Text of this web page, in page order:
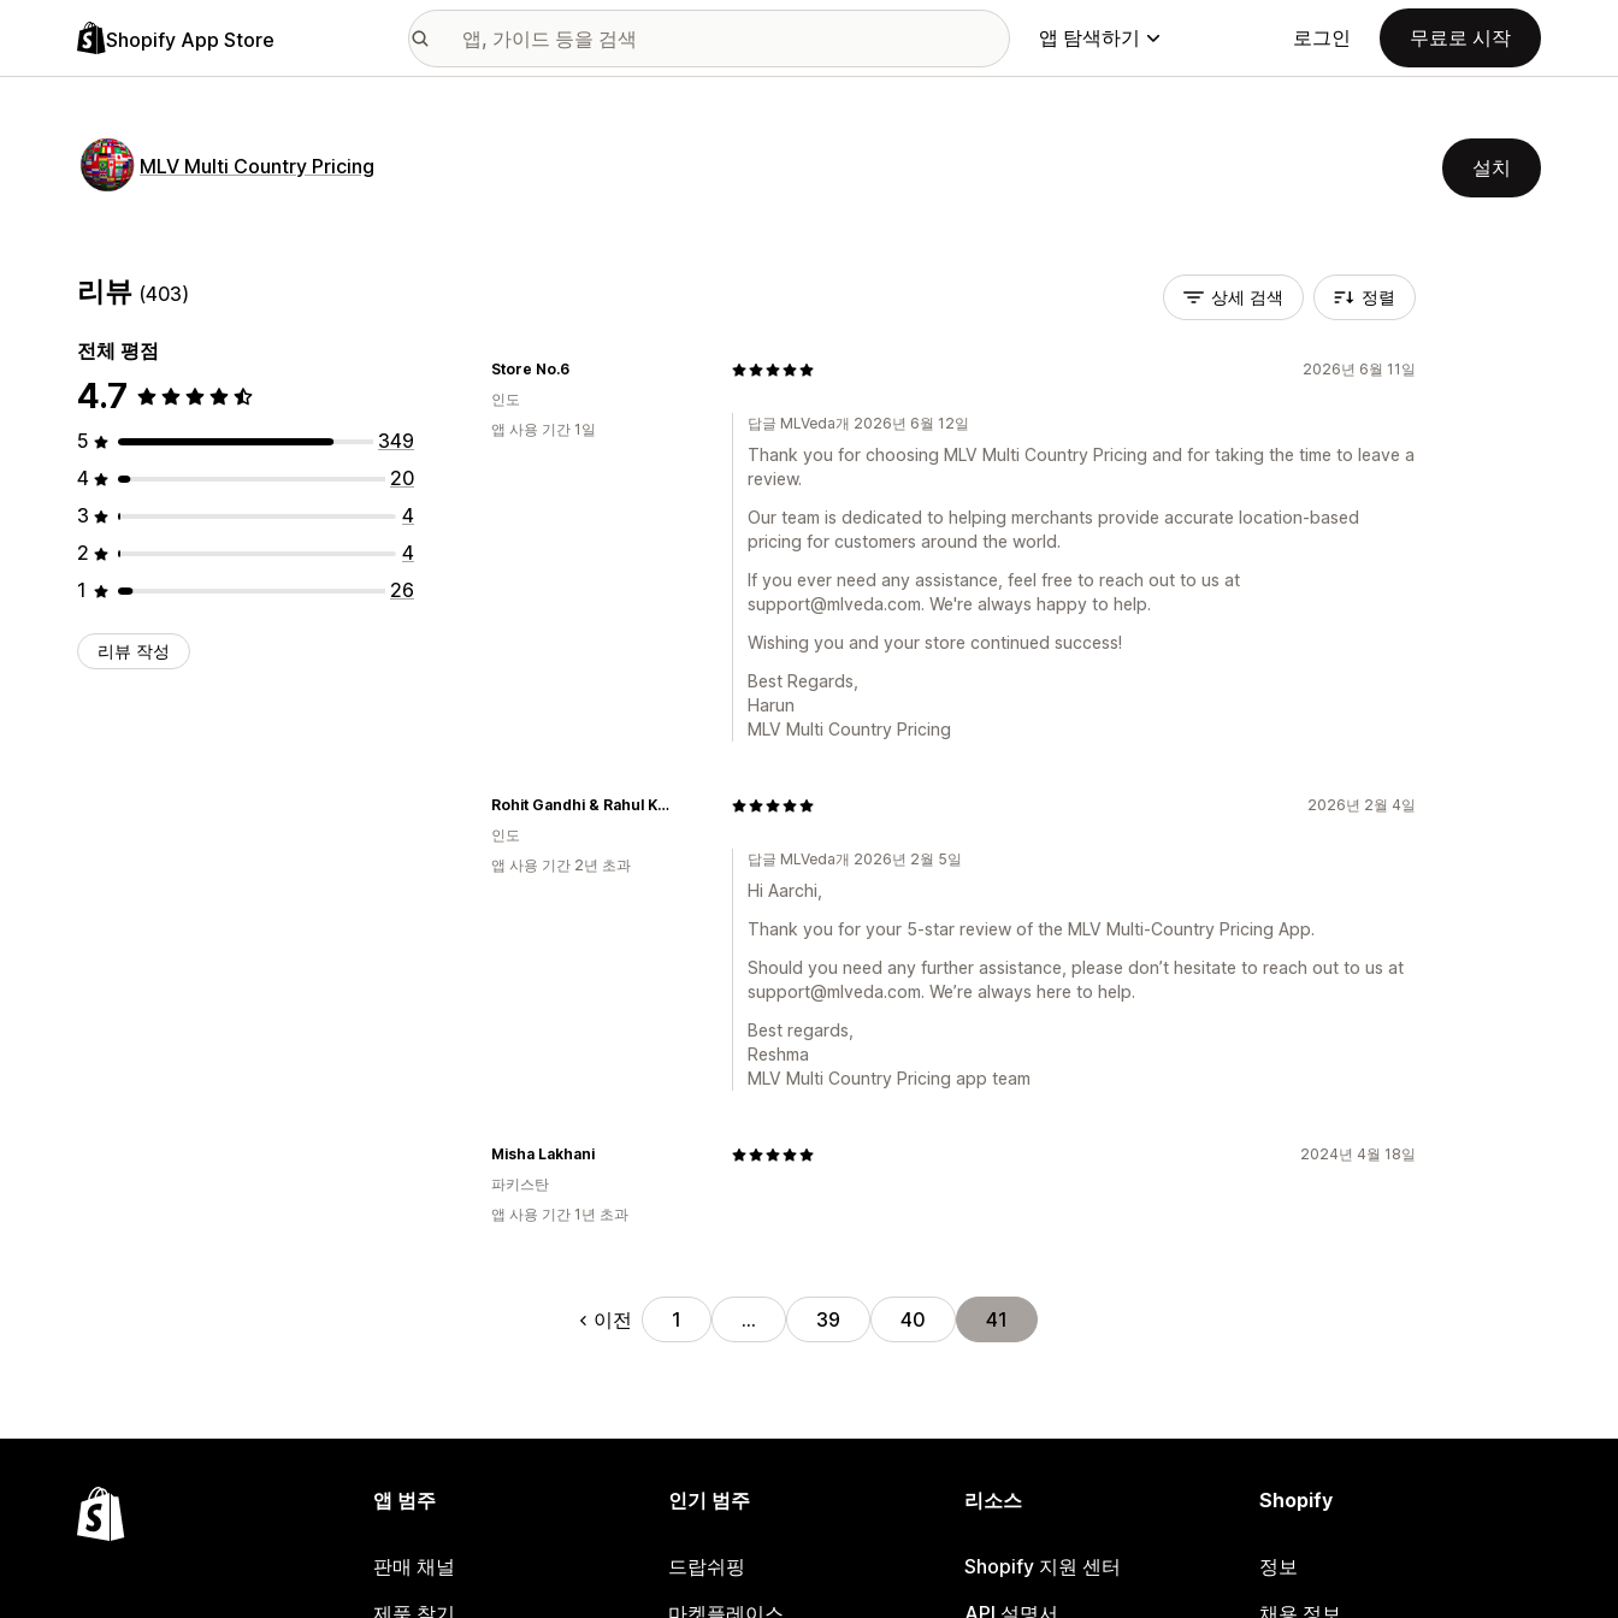
Shopify App Store 앱 탐색하기 로그인 무료로 시작
MLV Multi Country Pricing 설치
리뷰 (403)
전체 평점
4.7
5
349
4
20
3
4
2
4
1
26
리뷰 작성
상세 검색 정렬
2026년 6월 11일
Store No.6
인도
앱 사용 기간 1일
답글 MLVeda개 2026년 6월 12일
Thank you for choosing MLV Multi Country Pricing and for taking the time to leave a
review.
Our team is dedicated to helping merchants provide accurate location-based
pricing for customers around the world.
If you ever need any assistance, feel free to reach out to us at
support@mlveda.com. We're always happy to help.
Wishing you and your store continued success!
Best Regards,
Harun
MLV Multi Country Pricing
2026년 2월 4일
Rohit Gandhi & Rahul Khanna
인도
앱 사용 기간 2년 초과
답글 MLVeda개 2026년 2월 5일
Hi Aarchi,
Thank you for your 5-star review of the MLV Multi-Country Pricing App.
Should you need any further assistance, please don’t hesitate to reach out to us at
support@mlveda.com. We’re always here to help.
Best regards,
Reshma
MLV Multi Country Pricing app team
2024년 4월 18일
Misha Lakhani
파키스탄
앱 사용 기간 1년 초과
이전 1 … 39 40 41
앱 범주
판매 채널
제품 찾기
인기 범주
드랍쉬핑
마켓플레이스
리소스
Shopify 지원 센터
API 설명서
Shopify
정보
채용 정보